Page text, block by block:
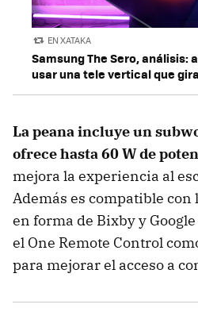
EN XATAKA
Samsung The Sero, análisis:
usar una tele vertical que
La peana incluye un
ofrece hasta 60 W de
mejora la experiencia al
Además es compatible con
en forma de Bixby y
el One Remote Control
para mejorar el acceso a